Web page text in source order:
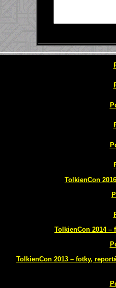
TolkienCon
TolkienCon 2014 –
TolkienCon 2013 – fotky,